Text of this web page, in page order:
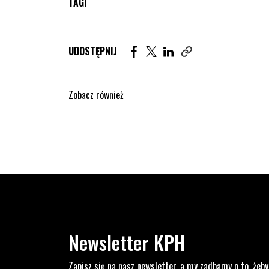
UDOSTĘPNIJ Udostępnij artykuł na Facebook.
Udostępnij artykuł na
Udostępnij artykuł na
Zobacz również
Newsletter KPH
Zapisz się na nasz newsletter, a my zadbamy o to,